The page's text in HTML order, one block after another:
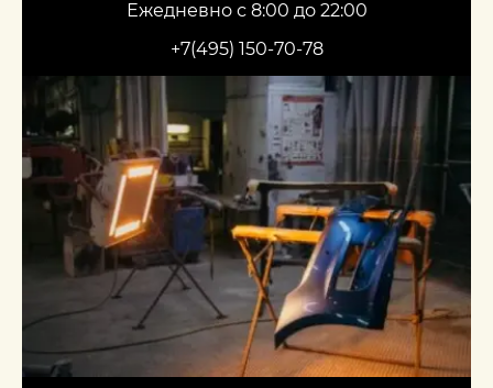
Ежедневно с 8:00 до 22:00
+7(495) 150-70-78